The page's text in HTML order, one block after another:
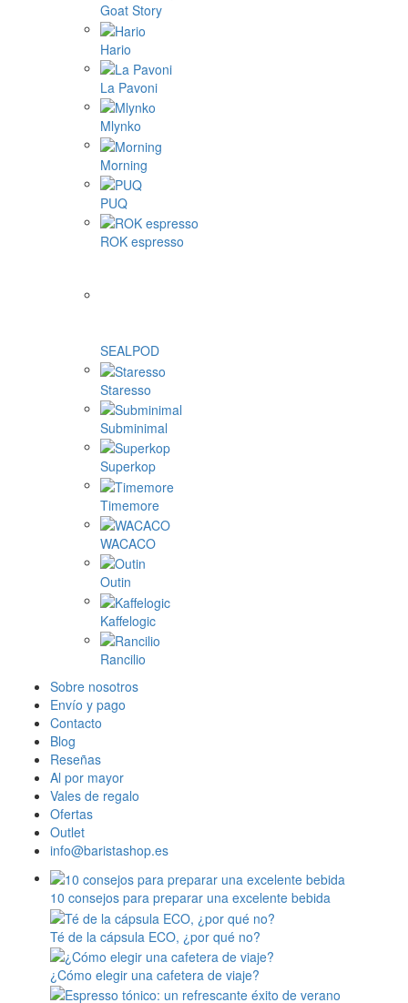
Goat Story
Hario
La Pavoni
Mlynko
Morning
PUQ
ROK espresso
SEALPOD
Staresso
Subminimal
Superkop
Timemore
WACACO
Outin
Kaffelogic
Rancilio
Sobre nosotros
Envío y pago
Contacto
Blog
Reseñas
Al por mayor
Vales de regalo
Ofertas
Outlet
info@baristashop.es
10 consejos para preparar una excelente bebida
Té de la cápsula ECO, ¿por qué no?
¿Cómo elegir una cafetera de viaje?